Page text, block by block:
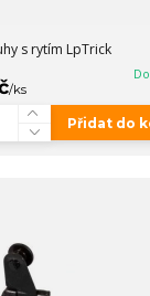
s rytím LpTrick
/ks
Přidat do